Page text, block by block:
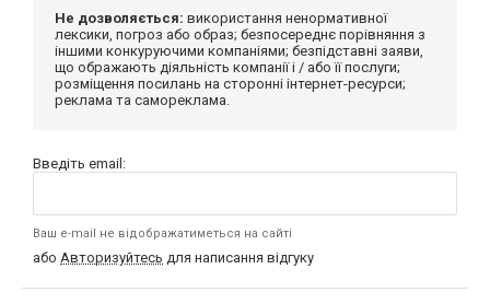
Не дозволяється: використання ненормативної
лексики, погроз або образ; безпосереднє порівняння з
іншими конкуруючими компаніями; безпідставні заяви,
що ображають діяльність компанії і / або її послуги;
розміщення посилань на сторонні інтернет-ресурси;
реклама та самореклама.
Введіть email:
Ваш e-mail не відображатиметься на сайті
або Авторизуйтесь для написання відгуку